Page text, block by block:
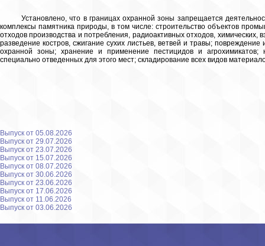
Установлено, что в границах охранной зоны запрещается
комплексы памятника природы, в том числе: строительство объектов
отходов производства и потребления, радиоактивных отходов,
разведение костров, сжигание сухих листьев, ветвей и травы;
охранной зоны; хранение и применение пестицидов и агрохимикатов;
специально отведенных для этого мест; складирование всех видов
Выпуск от 05.08.2026
Выпуск от 29.07.2026
Выпуск от 23.07.2026
Выпуск от 15.07.2026
Выпуск от 08.07.2026
Выпуск от 30.06.2026
Выпуск от 23.06.2026
Выпуск от 17.06.2026
Выпуск от 11.06.2026
Выпуск от 03.06.2026